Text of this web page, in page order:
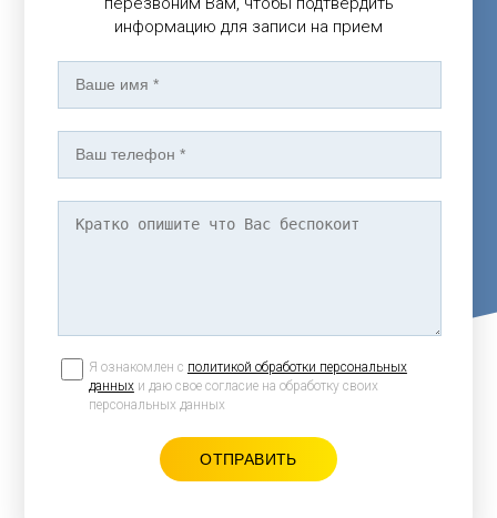
информацию для записи на прием
Я ознакомлен с политикой обработки персональных
данныхи даю свое согласие на обработку своих
персональных данных